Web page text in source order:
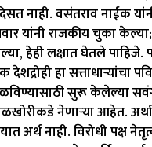
नाही. वसंतराव नाईक
यांनी राजकीय चुका
हेही लक्षात घेतले
हा सत्ताधाऱ्यांचा
सुरू केलेल्या
नेणाऱ्या आहेत.
अर्थ नाही. विरोधी पक्ष